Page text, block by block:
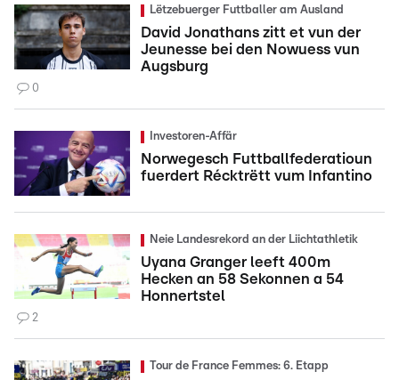
Lëtzebuerger Futtballer am Ausland
David Jonathans zitt et vun der
Jeunesse bei den Nowuess vun
Augsburg
0
Investoren-Affär
Norwegesch Futtballfederatioun
fuerdert Récktrëtt vum Infantino
Neie Landesrekord an der Liichtathletik
Uyana Granger leeft 400m
Hecken an 58 Sekonnen a 54
Honnertstel
2
Tour de France Femmes: 6. Etapp